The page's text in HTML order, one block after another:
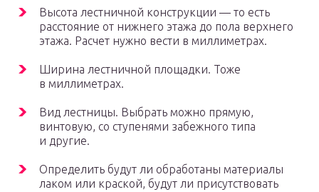
Высота лестничной конструкции — то есть
расстояние от нижнего этажа до пола верхнего
этажа. Расчет нужно вести в миллиметрах.
Ширина лестничной площадки. Тоже
в миллиметрах.
Вид лестницы. Выбрать можно прямую,
винтовую, со ступенями забежного типа
и другие.
Определить будут ли обработаны материалы
лаком или краской, будут ли присутствовать